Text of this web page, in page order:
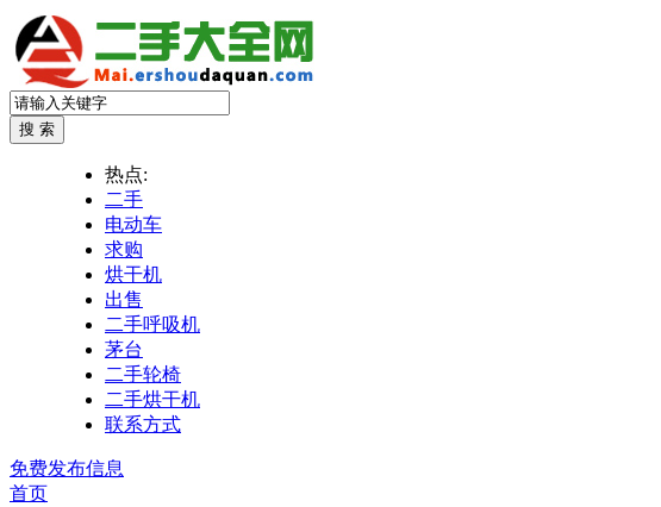
热点:
二手
电动车
求购
烘干机
出售
二手呼吸机
茅台
二手轮椅
二手烘干机
联系方式
免费发布信息
首页